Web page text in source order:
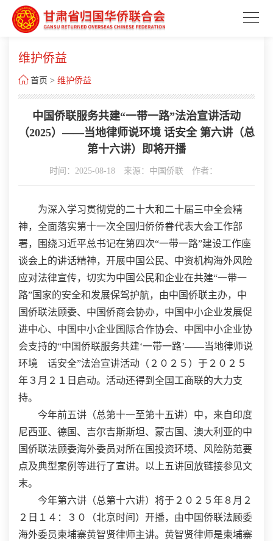
维护侨益
 首页 > 维护侨益
中国侨联服务共建“一带一路”法治宣讲活动
（2025）——当地律师说环境 话安全 第六讲（总
第十六讲）即将开播
时间：2025-08-18 来源：中国侨联 作者：
为深入学习贯彻党的二十大和二十届三中全会精
神，全面落实第十一次全国归侨侨眷代表大会工作部
署，围绕习近平总书记在第四次“一带一路”建设工作座
谈会上的讲话精神，开展中国公民、中资机构海外风险
应对法律宣传，切实为中国公民和企业在共建“一带一
路”国家的安全和发展保驾护航，由中国侨联主办，中
国侨联法顾委、中国侨商会协办，中国中小企业发展促
进中心、中国中小企业国际合作协会、中国中小企业协
会支持的“中国侨联服务共建‘一带一路’——当地律师说
环境 话安全”法治宣讲活动（２０２５）于２０２５
年３月２１日启动。活动还得到全国工商联的大力支
持。
今年前五讲（总第十一至第十五讲）中，来自印度
尼西亚、德国、吉尔吉斯斯坦、蒙古国、澳大利亚的中
国侨联法顾委海外委员对所在国投资环境、风险防范要
点及典型案例等进行了宣讲。以上五讲回放链接参见文
末。
今年第六讲（总第十六讲）将于２０２５年８月２
２日１４：３０（北京时间）开播，由中国侨联法顾委
海外委员柬埔寨黄智贤律师主讲。黄智贤律师是柬埔寨